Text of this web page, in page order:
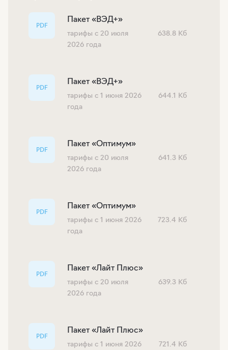
PDF
Пакет «ВЭД+»
тарифы с 20 июля
2026 года
638.8 Кб
PDF
Пакет «ВЭД+»
тарифы с 1 июня 2026
года
644.1 Кб
PDF
Пакет «Оптимум»
тарифы с 20 июля
2026 года
641.3 Кб
PDF
Пакет «Оптимум»
тарифы с 1 июня 2026
года
723.4 Кб
PDF
Пакет «Лайт Плюс»
тарифы с 20 июля
2026 года
639.3 Кб
PDF
Пакет «Лайт Плюс»
тарифы с 1 июня 2026
721.4 Кб